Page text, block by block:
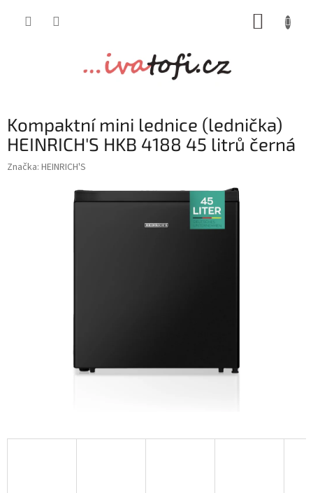
Kompaktní mini lednice (lednička)
HEINRICH'S HKB 4188 45 litrů černá
Značka: HEINRICH'S